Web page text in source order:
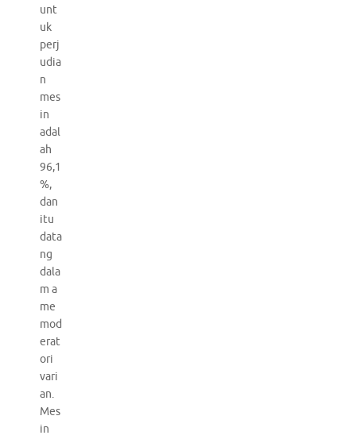
unt
uk
perj
udia
n
mes
in
adal
ah
96,1
%,
dan
itu
data
ng
dala
m a
me
mod
erat
ori
vari
an.
Mes
in